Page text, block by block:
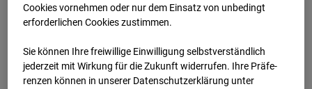
Zur Übersicht
Archivdatum:08.07.2026 11:30,
Europe/Berlin
Cookies vornehmen oder nur dem Einsatz von unbedingt
erforderlichen Cookies zustimmen.
Sie können Ihre freiwillige Einwilligung selbstverständlich
jederzeit mit Wirkung für die Zukunft widerrufen. Ihre Prä­fe­
renzen können in unserer Datenschutzerklärung unter